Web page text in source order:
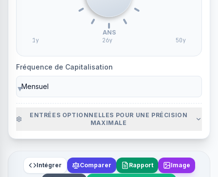
ANS
1y 26y 50y
Fréquence de Capitalisation
▼
ENTRÉES OPTIONNELLES POUR UNE PRÉCISION
MAXIMALE
Intégrer Comparer Rapport Image